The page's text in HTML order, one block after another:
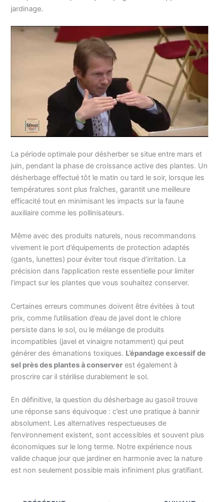
jardinage.
La période optimale pour désherber se situe entre mars et
juin, pendant la phase de croissance active des plantes. Un
désherbage effectué tôt le matin ou tard le soir, lorsque les
températures sont plus fraîches, garantit une meilleure
efficacité tout en minimisant les impacts sur la faune
auxiliaire comme les pollinisateurs.
Même avec des produits naturels, nous recommandons
vivement le port d’équipements de protection adaptés
(gants, lunettes) pour éviter tout risque d’irritation. La
précision dans l’application reste essentielle pour limiter
l’impact sur les plantes que vous souhaitez conserver.
Certaines erreurs communes doivent être évitées à tout
prix, comme l’utilisation d’eau de javel dont le chlore
persiste dans le sol, ou le mélange de produits
incompatibles (javel et vinaigre notamment) qui peut
générer des émanations toxiques. L’épandage excessif de
sel près des plantes à conserver est également à
proscrire car il stérilise durablement le sol.
En définitive, la question du désherbage au gasoil trouve
une réponse sans équivoque : c’est une pratique à bannir
absolument. Les alternatives respectueuses de
l’environnement existent, sont accessibles et souvent plus
économiques sur le long terme. Notre expérience nous
valide chaque jour que jardiner en harmonie avec la nature
est non seulement possible mais infiniment plus gratifiant.